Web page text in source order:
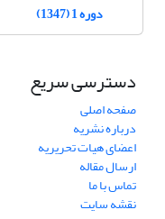
دوره 1 (1347)
دسترسی سریع
صفحه اصلی
درباره نشریه
اعضای هیات تحریریه
ارسال مقاله
تماس با ما
نقشه سایت